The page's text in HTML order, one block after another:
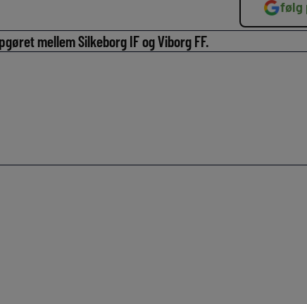
følg
mellem Silkeborg IF og Viborg FF.